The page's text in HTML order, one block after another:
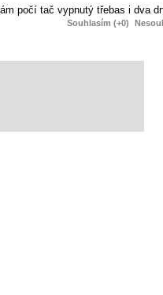
počí tač vypnutý třebas i dva
Souhlasím (+0)